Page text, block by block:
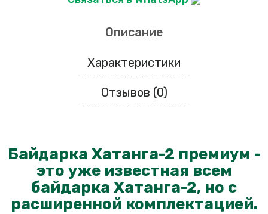
Описание
Характеристики
Отзывов (0)
Байдарка Хатанга-2 премиум -
это уже известная всем
байдарка Хатанга-2, но с
расширенной комплектацией.